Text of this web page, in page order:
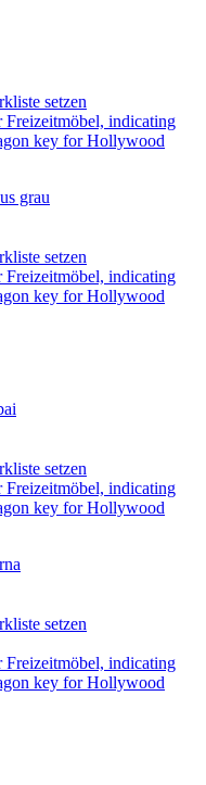
setzen
grau
setzen
setzen
setzen